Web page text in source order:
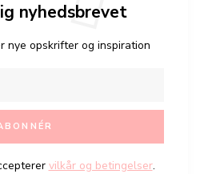
nyhedsbrevet
nye opskrifter og inspiration
vilkår og betingelser.